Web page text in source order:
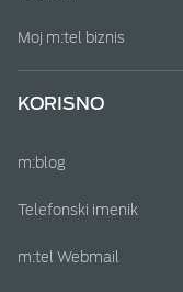
Moj m:tel biznis
KORISNO
m:blog
Telefonski imenik
m:tel Webmail